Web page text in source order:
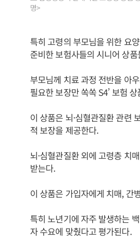
명>
특히 고령의 부모님을 위한 요
준비한 보험사들의 시니어 상
부모님께 치료 과정 전반을 아
필요한 보장만 쏙쏙 S4’ 보험
이 상품은 뇌·심혈관질환 관련
적 보장을 제공한다.
뇌·심혈관질환 외에 고령층 치
받는다.
이 상품은 가입자에게 치매, 간
특히 노년기에 자주 발생하는
자 수요에 맞췄다고 평가된다.